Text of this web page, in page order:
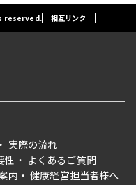
reserved. 相互リンク
実際の流れ
性
よくあるご質問
内 健康経営担当者様へ